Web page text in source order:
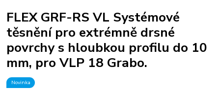
FLEX GRF-RS VL Systémové
těsnění pro extrémně drsné
povrchy s hloubkou profilu do 10
mm, pro VLP 18 Grabo.
Novinka